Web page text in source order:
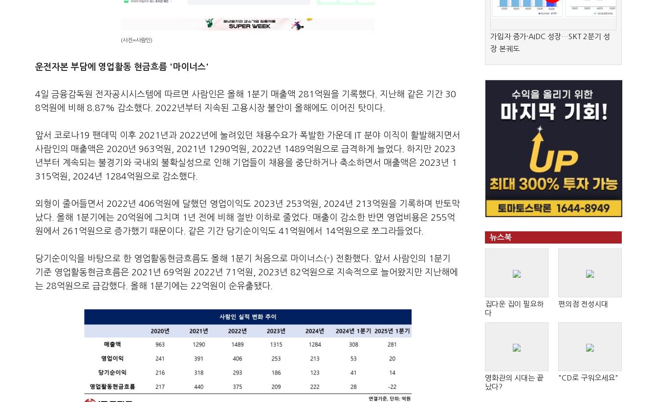
(사진=사람인)
운전자본 부담에 영업활동 현금흐름 '마이너스'
4일 금융감독원 전자공시시스템에 따르면 사람인은 올해 1분기 매출액 281억원을 기록했다. 지난해 같은 기간 30
8억원에 비해 8.87% 감소했다. 2022년부터 지속된 고용시장 불안이 올해에도 이어진 탓이다.
앞서 코로나19 팬데믹 이후 2021년과 2022년에 눌려있던 채용수요가 폭발한 가운데 IT 분야 이직이 활발해지면서
사람인의 매출액은 2020년 963억원, 2021년 1290억원, 2022년 1489억원으로 급격하게 늘었다. 하지만 2023
년부터 계속되는 불경기와 국내외 불확실성으로 인해 기업들이 채용을 중단하거나 축소하면서 매출액은 2023년 1
315억원, 2024년 1284억원으로 감소했다.
외형이 줄어들면서 2022년 406억원에 달했던 영업이익도 2023년 253억원, 2024년 213억원을 기록하며 반토막
났다. 올해 1분기에는 20억원에 그치며 1년 전에 비해 절반 이하로 줄었다. 매출이 감소한 반면 영업비용은 255억
원에서 261억원으로 증가했기 때문이다. 같은 기간 당기순이익도 41억원에서 14억원으로 쪼그라들었다.
당기순이익을 바탕으로 한 영업활동현금흐름도 올해 1분기 처음으로 마이너스(-) 전환했다. 앞서 사람인의 1분기
기준 영업활동현금흐름은 2021년 69억원 2022년 71억원, 2023년 82억원으로 지속적으로 늘어왔지만 지난해에
는 28억원으로 급감했다. 올해 1분기에는 22억원이 순유출됐다.
가입자 증가·AIDC 성장…SKT 2분기 성
장 본궤도
뉴스북
집다운 집이 필요하
다
편의점 전성시대
영화관의 시대는 끝
났다?
"CD로 구워오세요"